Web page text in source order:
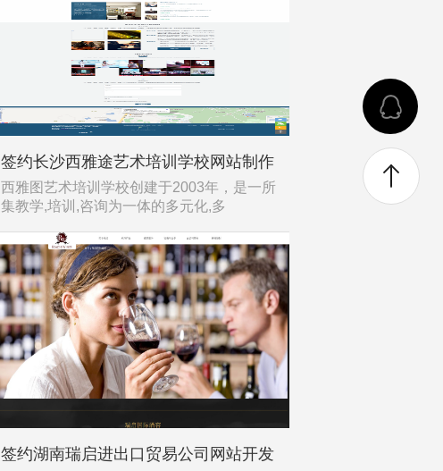
签约长沙西雅途艺术培训学校网站制作
西雅图艺术培训学校创建于2003年，是一所
集教学,培训,咨询为一体的多元化,多
签约湖南瑞启进出口贸易公司网站开发